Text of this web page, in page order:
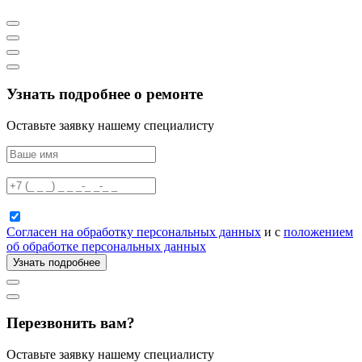
Узнать подробнее о ремонте
Оставьте заявку нашему специалисту
Согласен на обработку персональных данных и с положением
об обработке персональных данных
Узнать подробнее
Перезвонить вам?
Оставьте заявку нашему специалисту